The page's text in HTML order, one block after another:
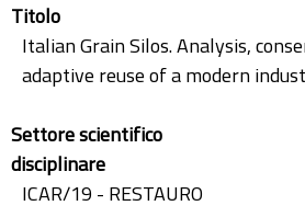
Titolo
Italian Grain Silos. Analysis,
adaptive reuse of a modern
Settore scientifico
disciplinare
ICAR/19 - RESTAURO